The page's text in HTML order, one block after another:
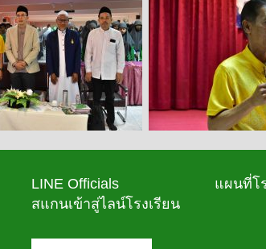
LINE Officials
สแกนเข้าสู่ไลน์โรงเรียน
แผนที่โ